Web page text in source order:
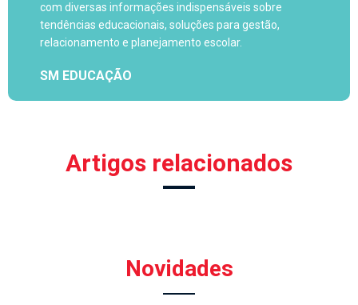
com diversas informações indispensáveis sobre
tendências educacionais, soluções para gestão,
relacionamento e planejamento escolar.
SM EDUCAÇÃO
Artigos relacionados
Novidades